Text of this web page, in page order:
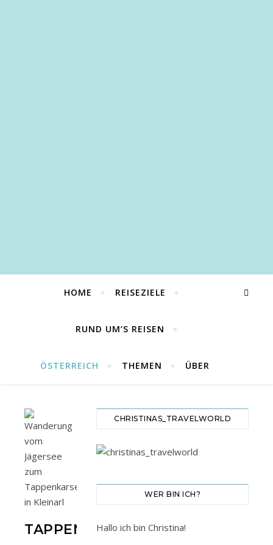
HOME REISEZIELE
RUND UM’S REISEN
ÖSTERREICH THEMEN ÜBER
TAPPENKARSEE
CHRISTINAS_TRAVELWORLD
WER BIN ICH?
Hallo ich bin Christina!